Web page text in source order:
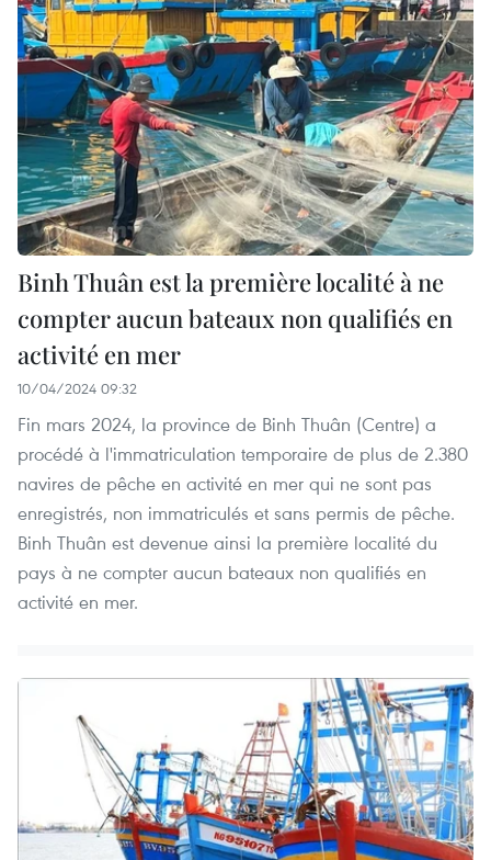
Binh Thuân est la première localité à ne
compter aucun bateaux non qualifiés en
activité en mer
10/04/2024 09:32
Fin mars 2024, la province de Binh Thuân (Centre) a
procédé à l'immatriculation temporaire de plus de 2.380
navires de pêche en activité en mer qui ne sont pas
enregistrés, non immatriculés et sans permis de pêche.
Binh Thuân est devenue ainsi la première localité du
pays à ne compter aucun bateaux non qualifiés en
activité en mer.